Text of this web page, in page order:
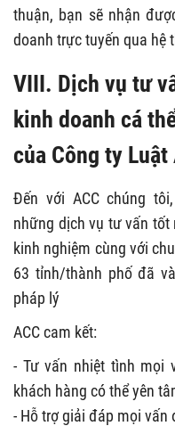
thuận, bạn sẽ nhận
doanh trực tuyến qua hệ
VIII. Dịch vụ tư
kinh doanh cá
của Công ty Luật
Đến với ACC chúng
những dịch vụ tư vấn
kinh nghiệm cùng với
63 tỉnh/thành phố đã
pháp lý
ACC cam kết:
- Tư vấn nhiệt tình mọi
khách hàng có thể yên
- Hỗ trợ giải đáp mọi vấn